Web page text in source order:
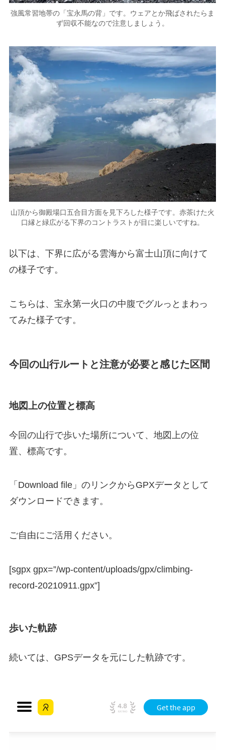
強風常習地帯の「宝永馬の背」です。ウェアとか飛ばされたらま
ず回収不能なので注意しましょう。
山頂から御殿場口五合目方面を見下ろした様子です。赤茶けた火
口縁と緑広がる下界のコントラストが目に楽しいですね。
以下は、下界に広がる雲海から富士山頂に向けて
の様子です。
こちらは、宝永第一火口の中腹でグルっとまわっ
てみた様子です。
今回の山行ルートと注意が必要と感じた区間
地図上の位置と標高
今回の山行で歩いた場所について、地図上の位
置、標高です。
「Download file」のリンクからGPXデータとして
ダウンロードできます。
ご自由にご活用ください。
[sgpx gpx=”/wp-content/uploads/gpx/climbing-
record-20210911.gpx”]
歩いた軌跡
続いては、GPSデータを元にした軌跡です。